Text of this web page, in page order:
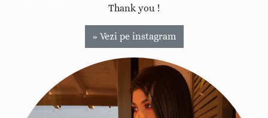
Thank you !
» Vezi pe instagram